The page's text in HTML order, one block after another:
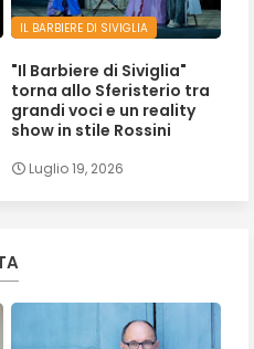
IL BARBIERE DI SIVIGLIA
"Il Barbiere di Siviglia"
torna allo Sferisterio tra
grandi voci e un reality
show in stile Rossini
Luglio 19, 2026